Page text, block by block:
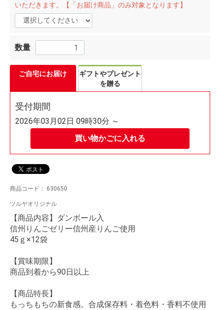
いただきます。【「お届け商品」のみ対象となります】
数量
ご自宅にお届け
ギフトやプレゼント
を贈る
買い物かごに入れる
受付期間
2026年03月02日 09時30分 ～
商品コード： 630650
ツルヤオリジナル
【商品内容】ダンボール入
信州りんごゼリー信州産りんご使用
45ｇ×12袋
【賞味期限】
商品到着から90日以上
【商品特長】
もっちもちの新食感。合成保存料・着色料・香料不使用